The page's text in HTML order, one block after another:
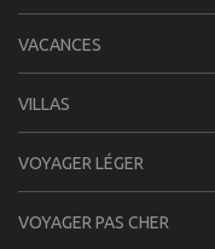
VACANCES
VILLAS
VOYAGER LÉGER
VOYAGER PAS CHER